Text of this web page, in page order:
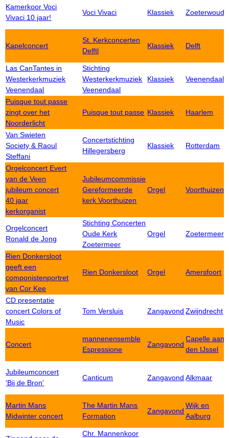
Kamerkoor Voci
Vivaci 10 jaar!
Voci Vivaci Klassiek Zoeterwoude
Kapelconcert
St. Kerkconcerten
Delftl
Klassiek Delft
Las CanTantes in
Westerkerkmuziek
Veenendaal
Stichting
Westerkerkmuziek
Veenendaal
Klassiek Veenendaal
Puisque tout passe
zingt over het
Noorderlicht
Puisque tout passe Klassiek Haarlem
Van Swieten
Society & Raoul
Steffani
Concertstichting
Hillegersberg
Klassiek Rotterdam
Orgelconcert Evert
van de Veen
jubileum concert
40 jaar
kerkorganist
Jubileumcommissie
Gereformeerde
kerk Voorthuizen
Orgel Voorthuizen
Orgelconcert
Ronald de Jong
Stichting Concerten
Oude Kerk
Zoetermeer
Orgel Zoetermeer
Rien Donkersloot
geeft een
componistenportret
van Cor Kee
Rien Donkersloot Orgel Amersfoort
CD presentatie
concert Colors of
Music
Tom Versluis Zangavond Zwijndrecht
Concert
mannenensemble
Espressione
Zangavond
Capelle aan
den IJssel
Jubileumconcert
'Bij de Bron'
Canticum Zangavond Alkmaar
Martin Mans
Midwinter concert
The Martin Mans
Formation
Zangavond
Wijk en
Aalburg
Chr. Mannenkoor